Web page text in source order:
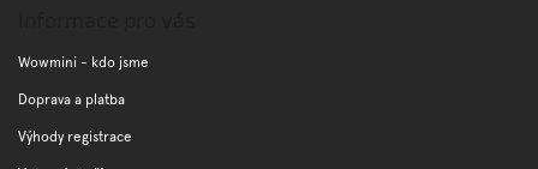
Wowmini - kdo jsme
Doprava a platba
Výhody registrace